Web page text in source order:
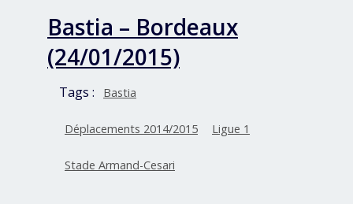
Bastia – Bordeaux
(24/01/2015)
Tags : Bastia
Déplacements 2014/2015 Ligue 1
Stade Armand-Cesari